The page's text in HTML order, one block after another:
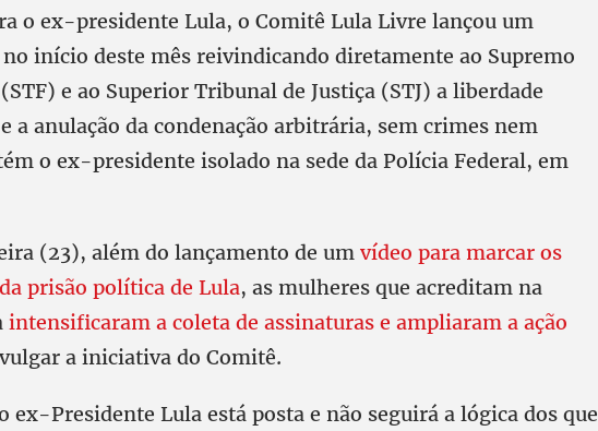
o ex-presidente Lula, o Comitê Lula Livre lançou um
início deste mês reivindicando diretamente ao Supremo
e ao Superior Tribunal de Justiça (STJ) a liberdade
a anulação da condenação arbitrária, sem crimes nem
o ex-presidente isolado na sede da Polícia Federal, em
(23), além do lançamento de um vídeo para marcar os
prisão política de Lula, as mulheres que acreditam na
intensificaram a coleta de assinaturas e ampliaram a ação
a iniciativa do Comitê.
ex-Presidente Lula está posta e não seguirá a lógica dos que